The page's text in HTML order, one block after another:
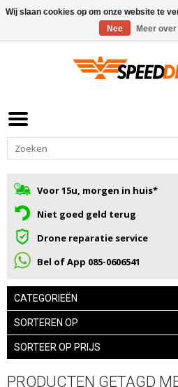
Voor 15u, morgen in huis*
Niet goed geld terug
Drone reparatie service
Bel of App 085-0606541
CATEGORIEËN
SORTEREN OP
SORTEER OP PRIJS
PRODUCTEN GETAGD
Wij slaan cookies op om onze website te
Nee
Meer